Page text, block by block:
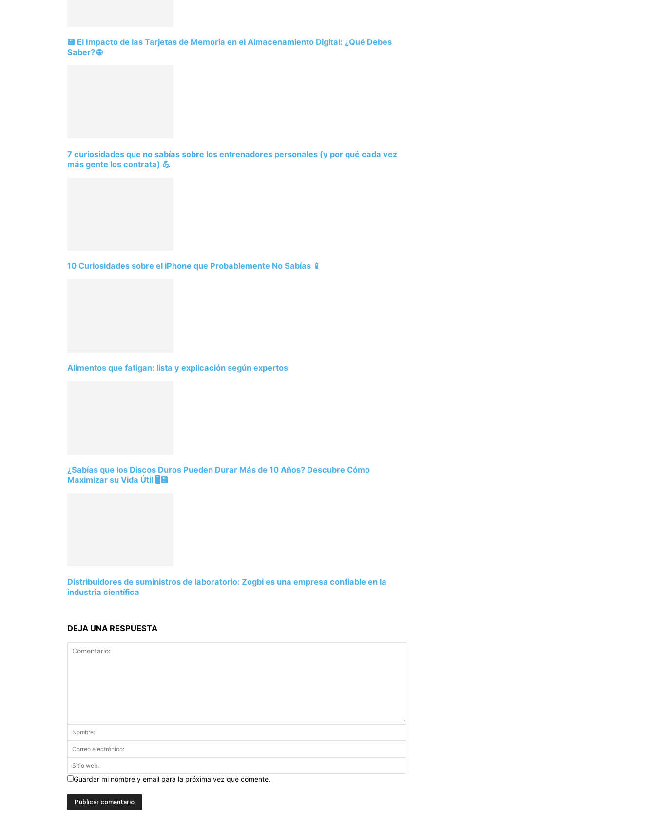
💾 El Impacto de las Tarjetas de Memoria en el Almacenamiento Digital: ¿Qué Debes
Saber? 🌐
7 curiosidades que no sabías sobre los entrenadores personales (y por qué cada vez
más gente los contrata) 💪
10 Curiosidades sobre el iPhone que Probablemente No Sabías 📱
Alimentos que fatigan: lista y explicación según expertos
¿Sabías que los Discos Duros Pueden Durar Más de 10 Años? Descubre Cómo
Maximizar su Vida Útil 🖥️💾
Distribuidores de suministros de laboratorio: Zogbi es una empresa confiable en la
industria científica
DEJA UNA RESPUESTA
Guardar mi nombre y email para la próxima vez que comente.